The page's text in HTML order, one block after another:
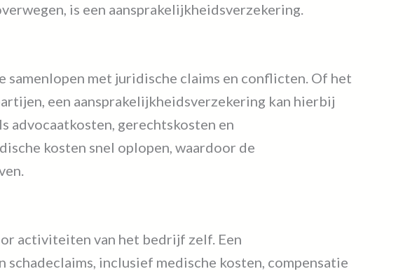
is een aansprakelijkheidsverzekering.
met juridische claims en conflicten. Of het
een aansprakelijkheidsverzekering kan hierbij
advocaatkosten, gerechtskosten en
kosten snel oplopen, waardoor de
activiteiten van het bedrijf zelf. Een
inclusief medische kosten, compensatie